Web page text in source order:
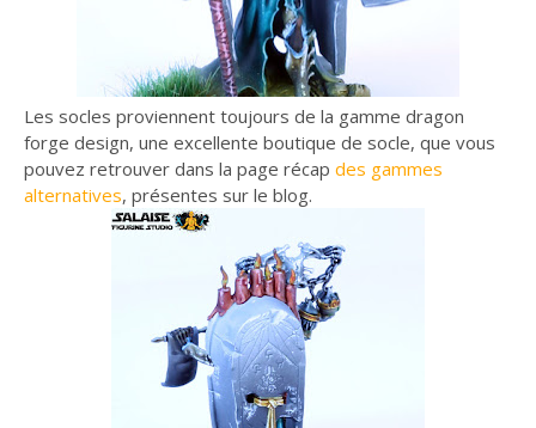
Les socles proviennent toujours de la gamme dragon
forge design, une excellente boutique de socle, que vous
pouvez retrouver dans la page récap des gammes
alternatives, présentes sur le blog.